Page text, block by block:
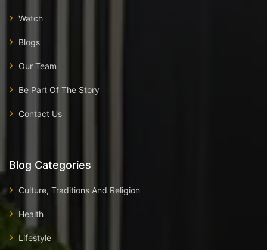
Watch
Blogs
Our Team
Be Part Of The Story
Contact Us
Blog Categories
Culture, Traditions And Religion
Health
Lifestyle